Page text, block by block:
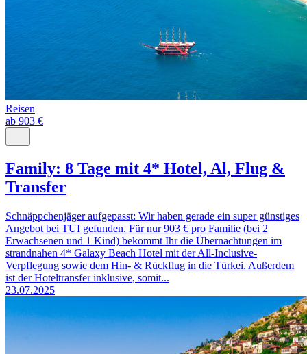
Reisen
ab 903 €
Family: 8 Tage mit 4* Hotel, Al, Flug &
Transfer
Schnäppchenjäger aufgepasst: Wir haben gerade ein super günstiges
Angebot bei TUI gefunden. Für nur 903 € pro Familie (bei 2
Erwachsenen und 1 Kind) bekommt Ihr die Übernachtungen im
strandnahen 4* Galaxy Beach Hotel mit der All-Inclusive-
Verpflegung sowie dem Hin- & Rückflug in die Türkei. Außerdem
ist der Hoteltransfer inklusive, somit...
23.07.2025